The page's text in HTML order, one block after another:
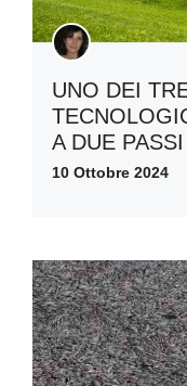
UNO DEI
A DUE
10 Ottobre 2024